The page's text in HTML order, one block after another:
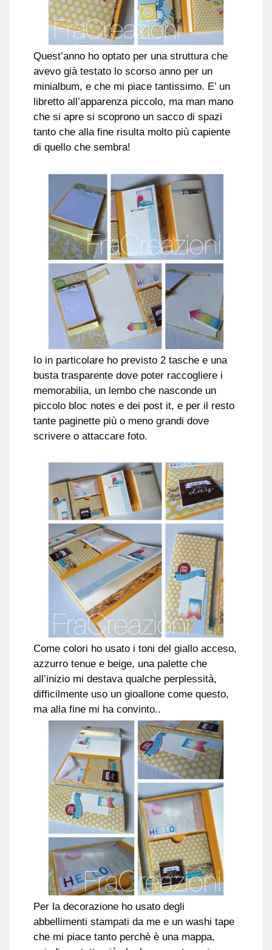
Quest’anno ho optato per una struttura che
avevo già testato lo scorso anno per un
minialbum, e che mi piace tantissimo. E’ un
libretto all’apparenza piccolo, ma man mano
che si apre si scoprono un sacco di spazi
tanto che alla fine risulta molto più capiente
di quello che sembra!
Io in particolare ho previsto 2 tasche e una
busta trasparente dove poter raccogliere i
memorabilia, un lembo che nasconde un
piccolo bloc notes e dei post it, e per il resto
tante paginette più o meno grandi dove
scrivere o attaccare foto.
Come colori ho usato i toni del giallo acceso,
azzurro tenue e beige, una palette che
all’inizio mi destava qualche perplessità,
difficilmente uso un gioallone come questo,
ma alla fine mi ha convinto..
Per la decorazione ho usato degli
abbellimenti stampati da me e un washi tape
che mi piace tanto perchè è una mappa,